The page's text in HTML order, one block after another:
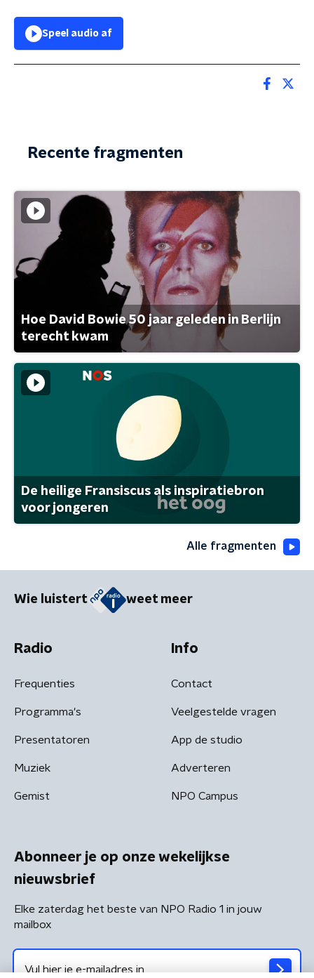
Speel audio af
Recente fragmenten
Hoe David Bowie 50 jaar geleden in Berlijn
terecht kwam
De heilige Fransiscus als inspiratiebron
voor jongeren
Alle fragmenten
Wie luistert weet meer
Radio
Frequenties
Programma's
Presentatoren
Muziek
Gemist
Info
Contact
Veelgestelde vragen
App de studio
Adverteren
NPO Campus
Abonneer je op onze wekelijkse
nieuwsbrief
Elke zaterdag het beste van NPO Radio 1 in jouw
mailbox